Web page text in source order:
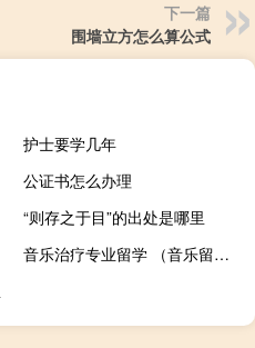
下一篇
围墙立方怎么算公式
护士要学几年
公证书怎么办理
“则存之于目”的出处是哪里
音乐治疗专业留学 （音乐留学院校推荐）